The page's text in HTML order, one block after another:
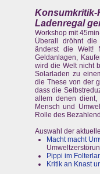
Konsumkritik-
Ladenregal
Workshop mit
Überall dröhnt
änderst die Welt!
Geldanlagen,
wird die Welt nicht
Solarladen zu
die These von der
dass die
allem denen
Mensch und
Rolle des
Auswahl der
Macht macht
Pippi im
Kritik an Knast